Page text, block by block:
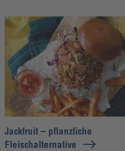
Jackfruit – pflanzliche
Fleischalternative